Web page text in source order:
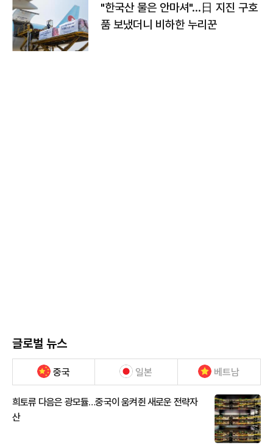
"한국산 물은 안마셔"…日 지진 구호
품 보냈더니 비하한 누리꾼
글로벌 뉴스
중국 일본 베트남
희토류 다음은 광모듈…중국이 움켜쥔 새로운 전략자
산